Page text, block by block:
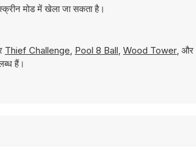
मोड में खेला जा सकता है।
Thief Challenge, Pool 8 Ball, Wood Tower, और
हैं।